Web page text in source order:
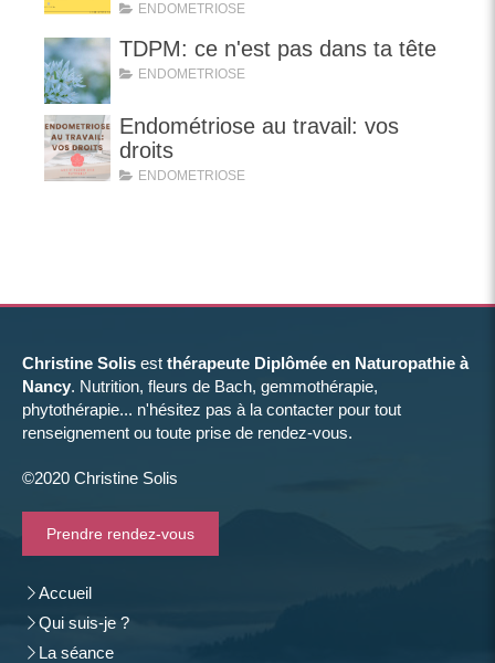
ENDOMETRIOSE
TDPM: ce n'est pas dans ta tête
ENDOMETRIOSE
Endométriose au travail: vos
droits
ENDOMETRIOSE
Christine Solis est thérapeute Diplômée en Naturopathie à
Nancy. Nutrition, fleurs de Bach, gemmothérapie,
phytothérapie... n'hésitez pas à la contacter pour tout
renseignement ou toute prise de rendez-vous.
©2020 Christine Solis
Prendre rendez-vous
Accueil
Qui suis-je ?
La séance